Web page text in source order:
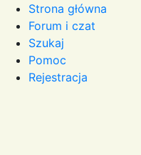
Strona główna
Forum i czat
Szukaj
Pomoc
Rejestracja